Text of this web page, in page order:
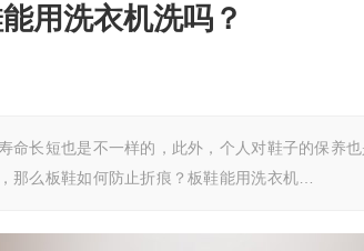
用洗衣机洗吗？
命长短也是不一样的，此外，个人对鞋子的保养
那么板鞋如何防止折痕？板鞋能用洗衣机…